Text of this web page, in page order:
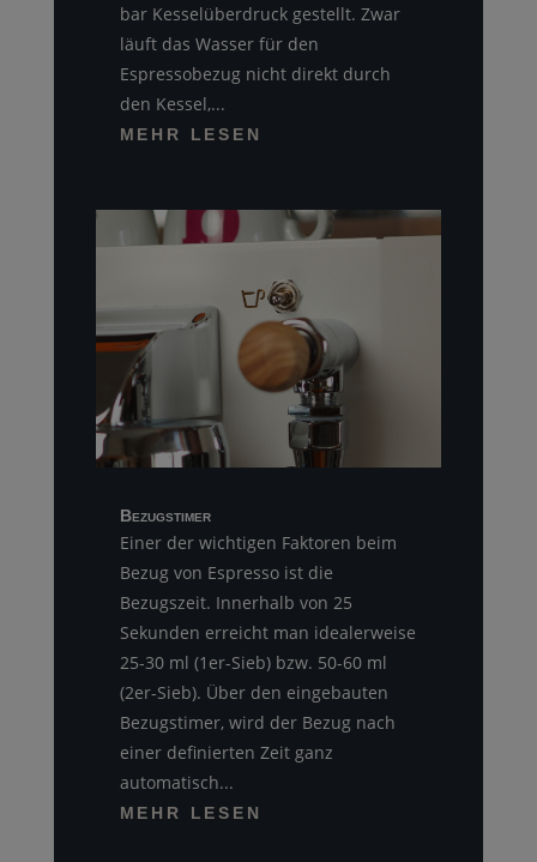
bar Kesselüberdruck gestellt. Zwar
läuft das Wasser für den
Espressobezug nicht direkt durch
den Kessel,...
MEHR LESEN
Bezugstimer
Einer der wichtigen Faktoren beim
Bezug von Espresso ist die
Bezugszeit. Innerhalb von 25
Sekunden erreicht man idealerweise
25-30 ml (1er-Sieb) bzw. 50-60 ml
(2er-Sieb). Über den eingebauten
Bezugstimer, wird der Bezug nach
einer definierten Zeit ganz
automatisch...
MEHR LESEN